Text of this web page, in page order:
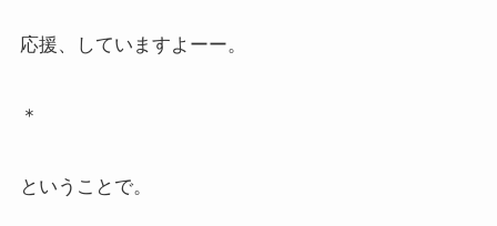
応援、していますよーー。
＊
ということで。